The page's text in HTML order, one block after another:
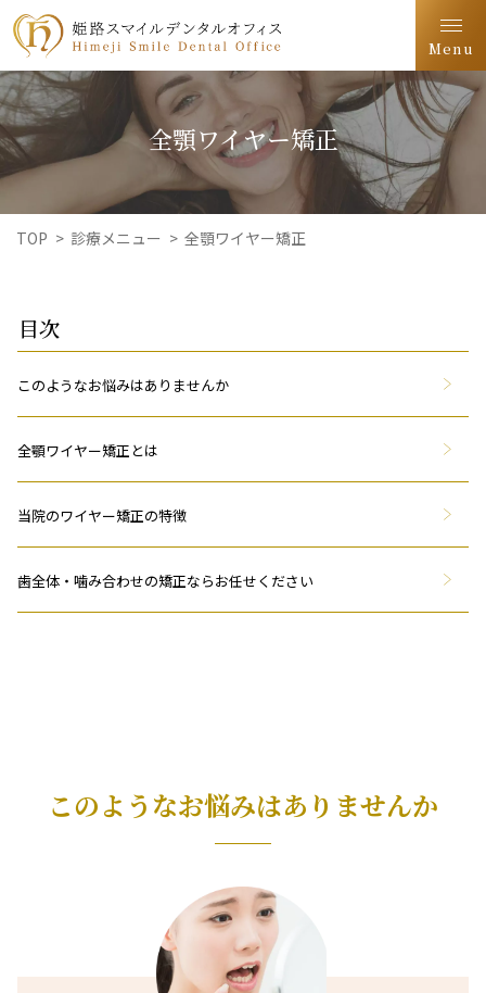
Menu
全顎ワイヤー矯正
TOP > 診療メニュー > 全顎ワイヤー矯正
目次
このようなお悩みはありませんか
全顎ワイヤー矯正とは
当院のワイヤー矯正の特徴
歯全体・噛み合わせの矯正ならお任せください
このようなお悩みはありませんか